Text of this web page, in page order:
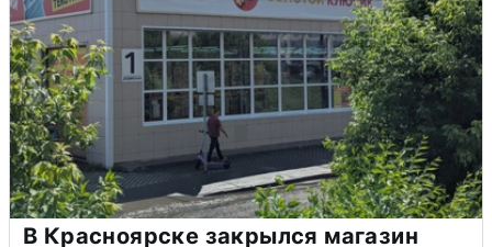
В Красноярске закрылся магазин